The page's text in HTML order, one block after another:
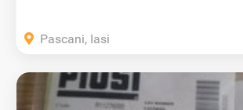
Pascani, Iasi